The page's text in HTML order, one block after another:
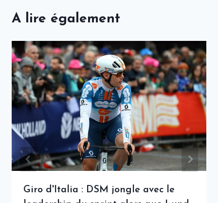
A lire également
Giro d'Italia : DSM jongle avec le